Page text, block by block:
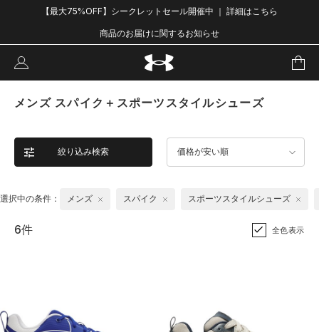
【最大75%OFF】シークレットセール開催中 ｜ 詳細はこちら
商品のお届けに関するお知らせ
メンズ スパイク＋スポーツスタイルシューズ
絞り込み検索 価格が安い順
選択中の条件： メンズ スパイク スポーツスタイルシューズ
6件 全色表示